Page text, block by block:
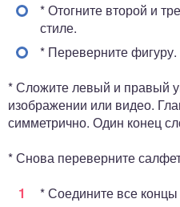
* Отогните второй и
стиле.
* Переверните фигуру.
* Сложите левый и правый
изображении или видео.
симметрично. Один конец
* Снова переверните
* Соедините все